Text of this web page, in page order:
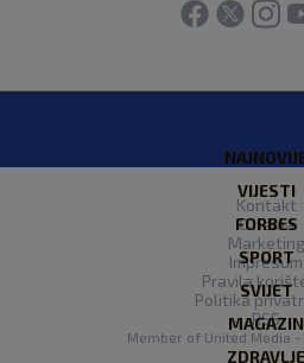
VIJESTI
FORBES
SPORT
SVIJET
MAGAZIN
ZDRAVLJE
Kontakt
O nama
Marketing
Impresum
Pravila
Politika
RSS
Member of United Media -